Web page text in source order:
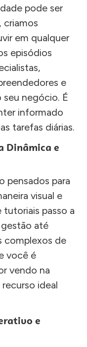
pode ser
criamos
em qualquer
episódios
e
seu negócio. É
informado
tarefas diárias.
Dinâmica e
pensados para
visual e
passo a
até
complexos de
você é
vendo na
ideal
e